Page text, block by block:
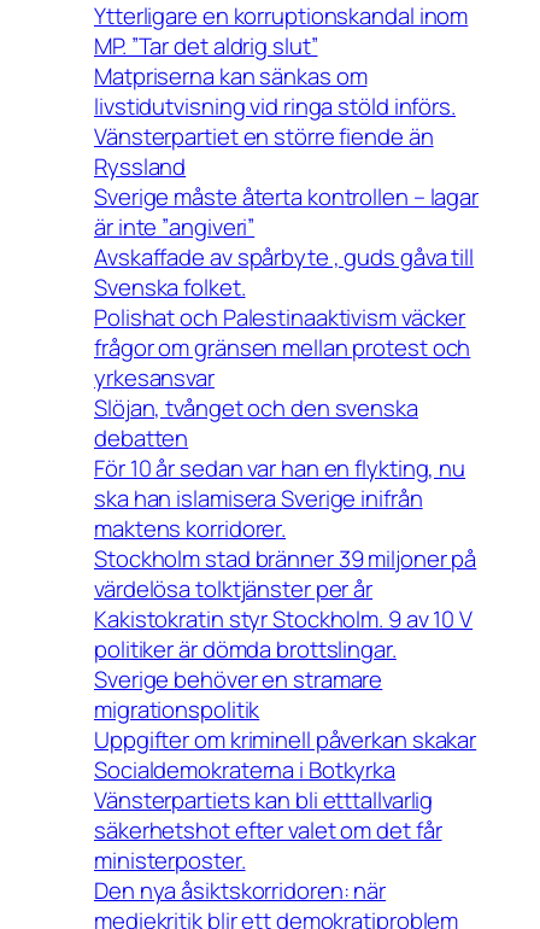
Ytterligare en korruptionskandal inom
MP. ”Tar det aldrig slut”
Matpriserna kan sänkas om
livstidutvisning vid ringa stöld införs.
Vänsterpartiet en större fiende än
Ryssland
Sverige måste återta kontrollen – lagar
är inte ”angiveri”
Avskaffade av spårbyte , guds gåva till
Svenska folket.
Polishat och Palestinaaktivism väcker
frågor om gränsen mellan protest och
yrkesansvar
Slöjan, tvånget och den svenska
debatten
För 10 år sedan var han en flykting, nu
ska han islamisera Sverige inifrån
maktens korridorer.
Stockholm stad bränner 39 miljoner på
värdelösa tolktjänster per år
Kakistokratin styr Stockholm. 9 av 10 V
politiker är dömda brottslingar.
Sverige behöver en stramare
migrationspolitik
Uppgifter om kriminell påverkan skakar
Socialdemokraterna i Botkyrka
Vänsterpartiets kan bli etttallvarlig
säkerhetshot efter valet om det får
ministerposter.
Den nya åsiktskorridoren: när
mediekritik blir ett demokratiproblem